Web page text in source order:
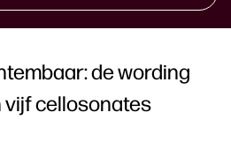
de wording
vijf cellosonates